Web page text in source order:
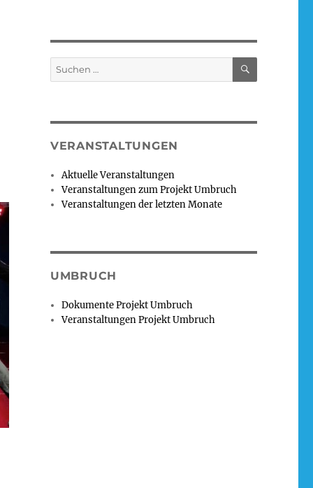
Suchen
nach:
SUCHEN
VERANSTALTUNGEN
Aktuelle Veranstaltungen
Veranstaltungen zum Projekt Umbruch
Veranstaltungen der letzten Monate
UMBRUCH
Dokumente Projekt Umbruch
Veranstaltungen Projekt Umbruch